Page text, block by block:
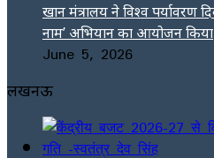
खान मंत्रालय ने विश्व
नाम’ अभियान का आयोजन किया
June 5, 2026
लखनऊ